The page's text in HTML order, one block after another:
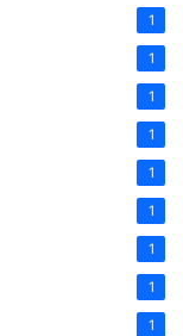
1
1
1
1
1
1
1
1
1